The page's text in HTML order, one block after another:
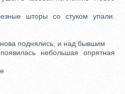
шторы со стуком упали.
поднялись, и над бывшим
небольшая опрятная